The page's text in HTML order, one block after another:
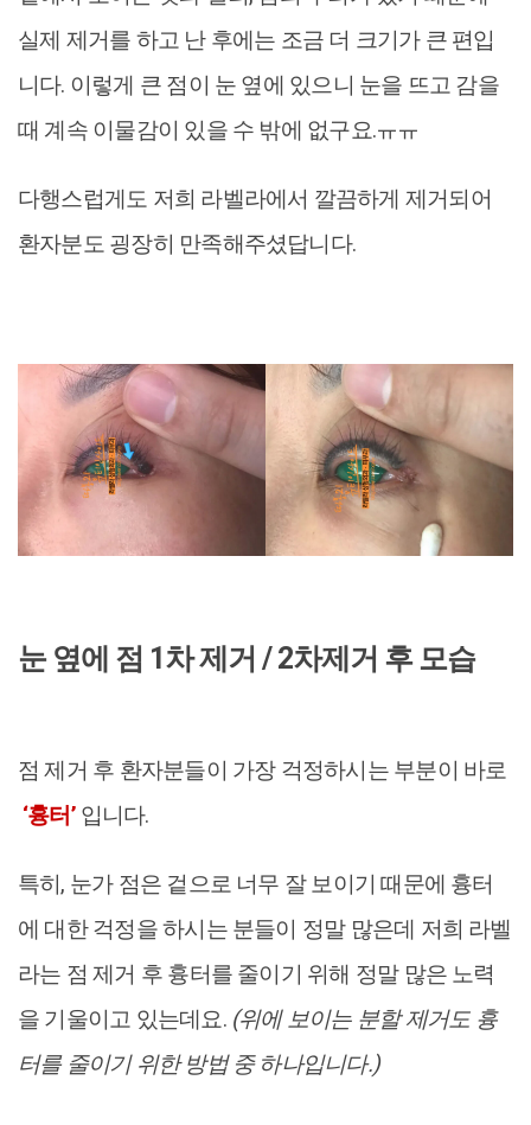
실제 제거를 하고 난 후에는 조금 더 크기가 큰 편입
니다. 이렇게 큰 점이 눈 옆에 있으니 눈을 뜨고 감을
때 계속 이물감이 있을 수 밖에 없구요.ㅠㅠ
다행스럽게도 저희 라벨라에서 깔끔하게 제거되어
환자분도 굉장히 만족해주셨답니다.
눈 옆에 점 1차 제거 / 2차제거 후 모습
점 제거 후 환자분들이 가장 걱정하시는 부분이 바로
‘흉터’ 입니다.
특히, 눈가 점은 겉으로 너무 잘 보이기 때문에 흉터
에 대한 걱정을 하시는 분들이 정말 많은데 저희 라벨
라는 점 제거 후 흉터를 줄이기 위해 정말 많은 노력
을 기울이고 있는데요. (위에 보이는 분할 제거도 흉
터를 줄이기 위한 방법 중 하나입니다.)